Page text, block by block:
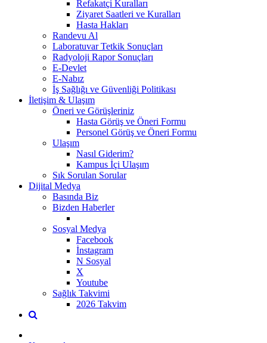
Refakatçi Kuralları
Ziyaret Saatleri ve Kuralları
Hasta Hakları
Randevu Al
Laboratuvar Tetkik Sonuçları
Radyoloji Rapor Sonuçları
E-Devlet
E-Nabız
İş Sağlığı ve Güvenliği Politikası
İletişim & Ulaşım
Öneri ve Görüşleriniz
Hasta Görüş ve Öneri Formu
Personel Görüş ve Öneri Formu
Ulaşım
Nasıl Giderim?
Kampus İçi Ulaşım
Sık Sorulan Sorular
Dijital Medya
Basında Biz
Bizden Haberler
Sosyal Medya
Facebook
İnstagram
N Sosyal
X
Youtube
Sağlık Takvimi
2026 Takvim